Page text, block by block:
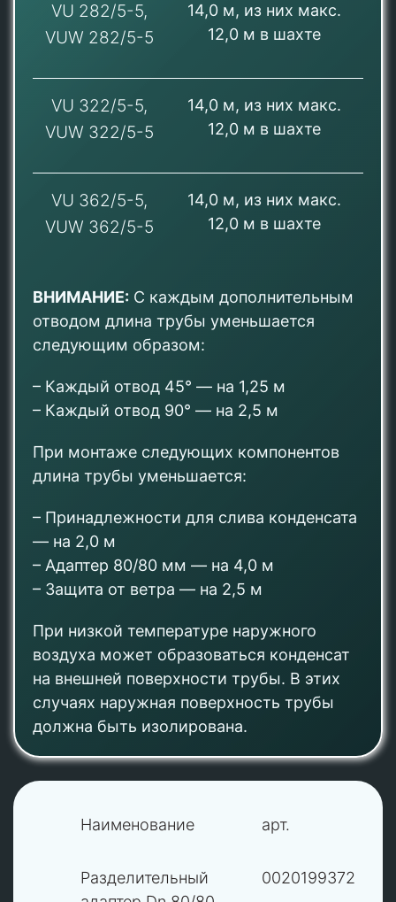
VU 282/5-5,
VUW 282/5-5
14,0 м, из них макс.
12,0 м в шахте
VU 322/5-5,
VUW 322/5-5
14,0 м, из них макс.
12,0 м в шахте
VU 362/5-5,
VUW 362/5-5
14,0 м, из них макс.
12,0 м в шахте
ВНИМАНИЕ: С каждым дополнительным
отводом длина трубы уменьшается
следующим образом:
– Каждый отвод 45° — на 1,25 м
– Каждый отвод 90° — на 2,5 м
При монтаже следующих компонентов
длина трубы уменьшается:
– Принадлежности для слива конденсата
— на 2,0 м
– Адаптер 80/80 мм — на 4,0 м
– Защита от ветра — на 2,5 м
При низкой температуре наружного
воздуха может образоваться конденсат
на внешней поверхности трубы. В этих
случаях наружная поверхность трубы
должна быть изолирована.
Наименование арт.
Разделительный
0020199372